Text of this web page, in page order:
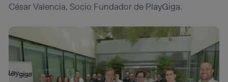
César Valencia, Socio Fundador de PlayGiga.